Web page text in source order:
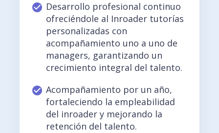
Desarrollo profesional continuo
ofreciéndole al Inroader tutorías
personalizadas con
acompañamiento uno a uno de
managers, garantizando un
crecimiento integral del talento.
Acompañamiento por un año,
fortaleciendo la empleabilidad
del inroader y mejorando la
retención del talento.